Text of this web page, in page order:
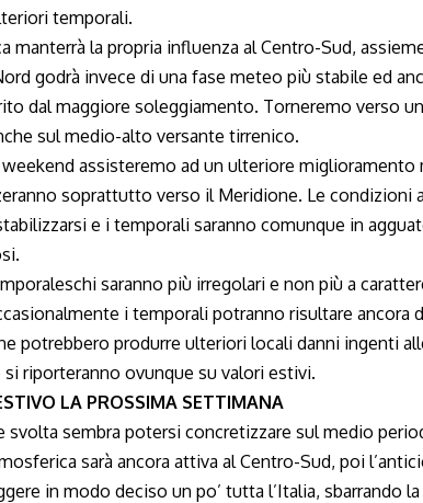
temporali.
manterrà la propria influenza al Centro-Sud,
godrà invece di una fase meteo più stabile ed
dal maggiore soleggiamento. Torneremo verso
sul medio-alto versante tirrenico.
assisteremo ad un ulteriore
soprattutto verso il Meridione. Le condizioni
e i temporali saranno comunque in
saranno più irregolari e non più a
i temporali potranno risultare ancora
potrebbero produrre ulteriori locali danni ingenti
si riporteranno ovunque su valori estivi.
LA PROSSIMA SETTIMANA
svolta sembra potersi concretizzare sul medio
sarà ancora attiva al Centro-Sud, poi
in modo deciso un po’ tutta l’Italia, sbarrando